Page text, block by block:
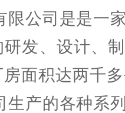
限公司是是一
发、设计、
面积达两千
生产的各种系